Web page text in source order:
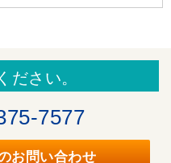
ださい。
7577
お問い合わせ